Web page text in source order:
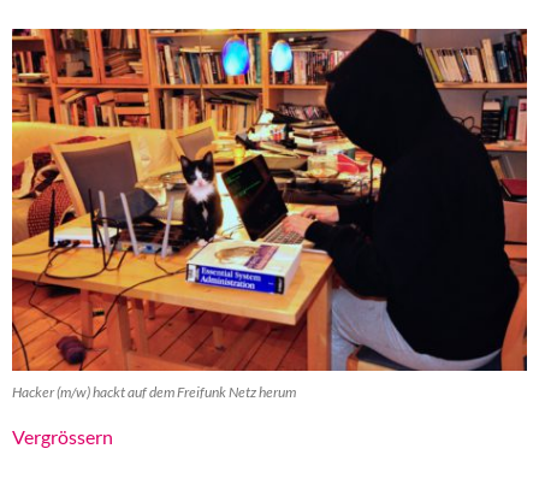
Hacker (m/w) hackt auf dem Freifunk Netz herum
Vergrössern